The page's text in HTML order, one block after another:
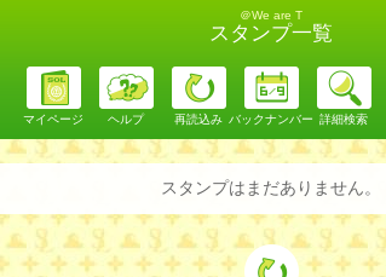
＠We are T
スタンプ一覧
マイページ ヘルプ 再読込み バックナンバー 詳細検索
スタンプはまだありません。